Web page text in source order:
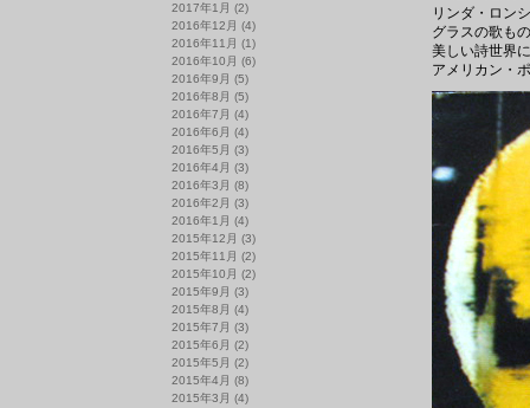
リンダ・ロン
グラスの歌も
美しい詩世界
アメリカン・
2017年1月 (2)
2016年12月 (4)
2016年11月 (1)
2016年10月 (6)
2016年9月 (5)
2016年8月 (5)
2016年7月 (4)
2016年6月 (4)
2016年5月 (3)
2016年4月 (3)
2016年3月 (8)
2016年2月 (3)
2016年1月 (4)
2015年12月 (3)
2015年11月 (2)
2015年10月 (2)
2015年9月 (3)
2015年8月 (4)
2015年7月 (3)
2015年6月 (2)
2015年5月 (2)
2015年4月 (8)
2015年3月 (4)